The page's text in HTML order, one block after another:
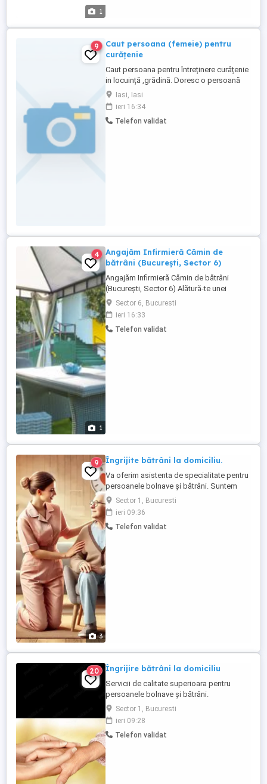
1
9
Caut persoana (femeie) pentru
curățenie
Caut persoana pentru întreținere curățenie
in locuință ,grădină. Doresc o persoană
priceputa si la grădinărit (exclus
cosit).Dacă ați lucrat in seră este un
avantaj. Contract pentru minim 5 zile luna .
Achit pentru infiintare PFA, servicii
Iasi, Iasi
ieri 16:34
Telefon validat
1
4
Angajăm Infirmieră Cămin de
bătrâni (București, Sector 6)
Angajăm Infirmieră Cămin de bătrâni
(București, Sector 6) Alătură-te unei
echipe dedicate îngrijirii persoanelor
vârstnice într-un mediu stabil, respectuos
și prietenos! Ce oferim: Salariu atractiv,
negociabil în funcție de experiență;
Sector 6, Bucuresti
ieri 16:33
Telefon validat
3
9 Îngrijite bătrâni la domiciliu.
Va oferim asistenta de specialitate pentru
persoanele bolnave și bătrâni. Suntem
responsabili ,suntem prompți si dedicati
acționăm rapid în rezolvarea oricărei
situații. Apelați cu încredere la o echipa de
profesioniști!
Sector 1, Bucuresti
ieri 09:36
Telefon validat
20 Îngrijire bătrâni la domiciliu
Servicii de calitate superioara pentru
persoanele bolnave și bătrâni.
Sector 1, Bucuresti
ieri 09:28
Telefon validat